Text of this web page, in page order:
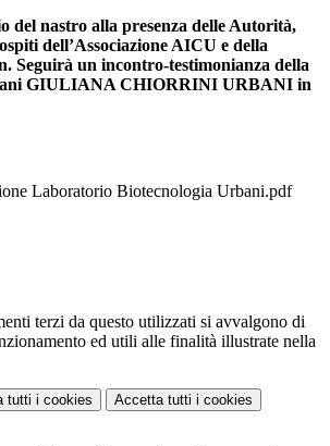
del nastro alla presenza delle Autorità,
dell’Associazione AICU e della
Seguirà un incontro-testimonianza della
GIULIANA CHIORRINI URBANI in
Laboratorio Biotecnologia Urbani.pdf
terzi da questo utilizzati si avvalgono di
ed utili alle finalità illustrate nella
tutti i cookies Accetta tutti i cookies